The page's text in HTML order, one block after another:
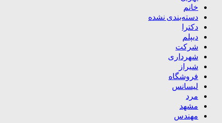
خانم
دسته‌بندی نشده
دکترا
دیپلم
شرکت
شهرداری
شیراز
فروشگاه
لیسانس
مرد
مشهد
مهندس